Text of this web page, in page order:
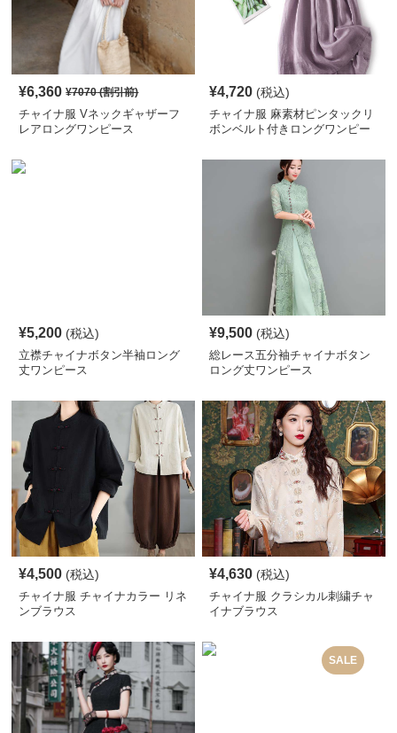
¥6,360 ¥7070(割引前)
チャイナ服 Vネックギャザーフ
レアロングワンピース
¥4,720 (税込)
チャイナ服 麻素材ピンタックリ
ボンベルト付きロングワンピー
¥5,200 (税込)
立襟チャイナボタン半袖ロング
丈ワンピース
¥9,500 (税込)
総レース五分袖チャイナボタン
ロング丈ワンピース
¥4,500 (税込)
チャイナ服 チャイナカラー リネ
ンブラウス
¥4,630 (税込)
チャイナ服 クラシカル刺繍チャ
イナブラウス
SALE